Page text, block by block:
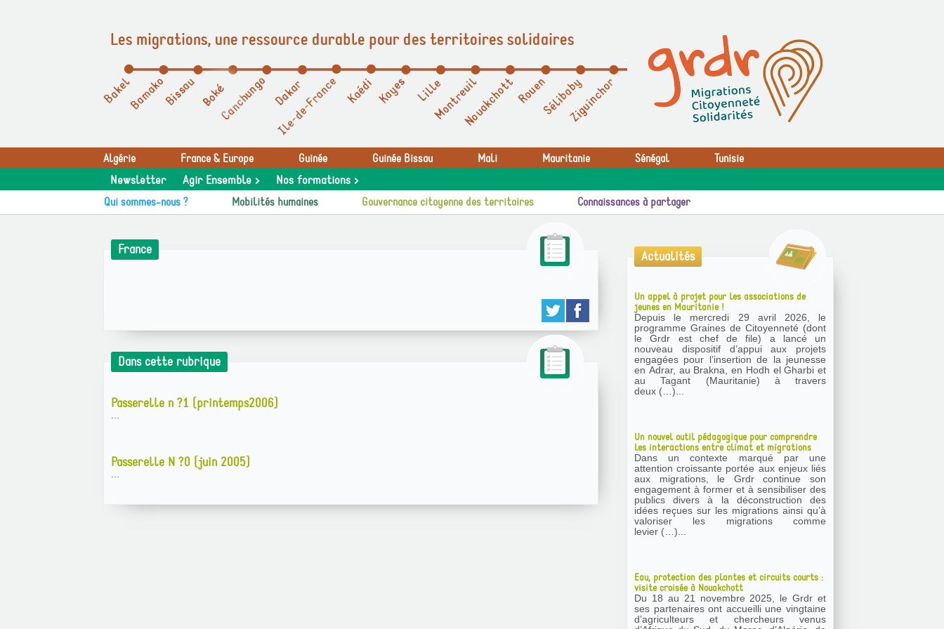
Les migrations, une ressource durable pour des territoires solidaires
Algérie France & Europe Guinée Guinée Bissau Mali Mauritanie Sénégal Tunisie
Newsletter Agir Ensemble > Nos formations >
Qui sommes-nous ? Mobilités humaines Gouvernance citoyenne des territoires Connaissances à partager
France
Dans cette rubrique
Passerelle n ?1 (printemps2006)
Passerelle N ?0 (juin 2005)
Actualités
Un appel à projet pour les associations de
jeunes en Mauritanie !
Depuis le mercredi 29 avril 2026, le
programme Graines de Citoyenneté (dont
le Grdr est chef de file) a lancé un
nouveau dispositif d’appui aux projets
engagées pour l’insertion de la jeunesse
en Adrar, au Brakna, en Hodh el Gharbi et
au Tagant (Mauritanie) à travers
deux (…)...
Un nouvel outil pédagogique pour comprendre
les interactions entre climat et migrations
Dans un contexte marqué par une
attention croissante portée aux enjeux liés
aux migrations, le Grdr continue son
engagement à former et à sensibiliser des
publics divers à la déconstruction des
idées reçues sur les migrations ainsi qu’à
valoriser les migrations comme
levier (…)...
Eau, protection des plantes et circuits courts :
visite croisée à Nouakchott
Du 18 au 21 novembre 2025, le Grdr et
ses partenaires ont accueilli une vingtaine
d’agriculteurs et chercheurs venus